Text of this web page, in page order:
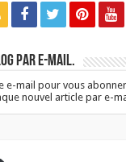
par e-mail.
e-mail pour vous
nouvel article par e-